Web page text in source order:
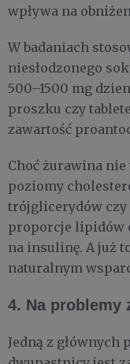
wpływa na
W badaniach
niesłodzonego
500–1500 mg
proszku czy
zawartość
Choć żurawina nie
poziomy
trójglicerydów
proporcje lipidów
na insulinę. A już
naturalnym
4. Na problemy
Jedną z głównych